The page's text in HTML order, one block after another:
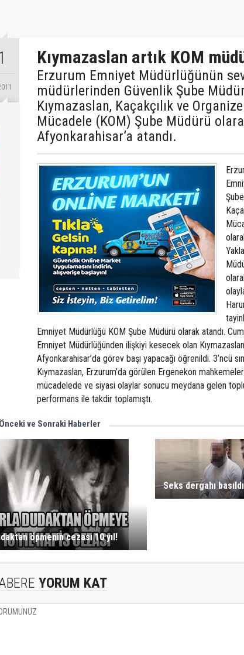
Kıymazaslan artık KOM
Erzurum Emniyet Müdürlüğünün
müdürlerinden Güvenlik Şube
Kıymazaslan, Kaçakçılık ve
Mücadele (KOM) Şube Müdürü
Afyonkarahisar’a atandı.
Emniyet Müdürlüğü KOM Şube Müdürü olarak atandı.
Emniyet Müdürlüğünden ilişkiyi kesecek olan
Afyonkarahisar’da görev başı yapacağı öğrenildi. 3’ncü
Kıymazaslan, Erzurum’da görülen Ergenekon
mücadelede ve siyasi olaylar sonucu meydana gelen
performans ile takdir toplamıştı.
Önceki ve Sonraki Haberler
öpmenin cezası 10 yıl!
Seks dergahı basıldı
YORUM KAT